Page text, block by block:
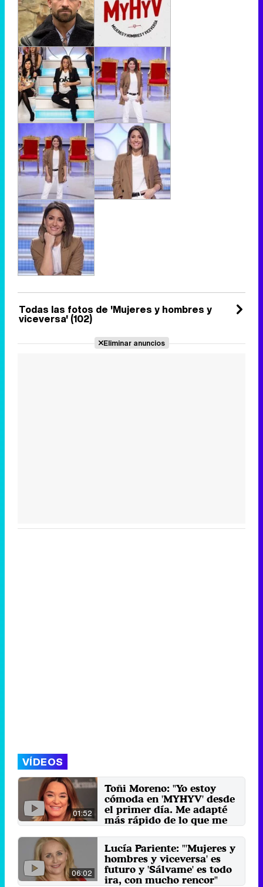
Todas las fotos de 'Mujeres y hombres y
viceversa' (102)
Eliminar anuncios
VÍDEOS
01:52
Toñi Moreno: "Yo estoy
cómoda en 'MYHYV' desde
el primer día. Me adapté
más rápido de lo que me
La presentadora está a punto de
coger la baja por la etapa final de
su embarazo y Nagore ...
23 de noviembre 2019
06:02
Lucía Pariente: "'Mujeres y
hombres y viceversa' es
futuro y 'Sálvame' es todo
ira, con mucho rencor"